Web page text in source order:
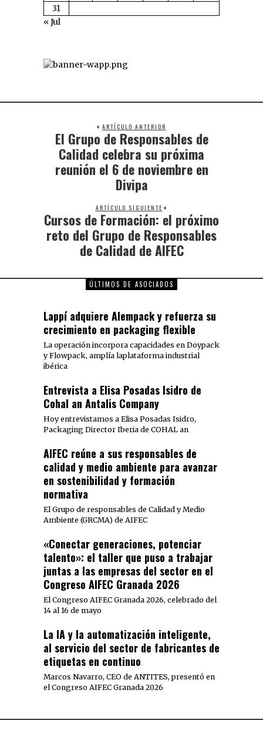
31
« Jul
ARTÍCULO ANTERIOR
El Grupo de Responsables de
Calidad celebra su próxima
reunión el 6 de noviembre en
Divipa
ARTÍCULO SIGUIENTE
Cursos de Formación: el próximo
reto del Grupo de Responsables
de Calidad de AIFEC
ÚLTIMOS DE ASOCIADOS
Lappí adquiere Alempack y refuerza su
crecimiento en packaging flexible
La operación incorpora capacidades en Doypack
y Flowpack, amplía laplataforma industrial
ibérica
Entrevista a Elisa Posadas Isidro de
Cohal an Antalis Company
Hoy entrevistamos a Elisa Posadas Isidro,
Packaging Director Iberia de COHAL an
AIFEC reúne a sus responsables de
calidad y medio ambiente para avanzar
en sostenibilidad y formación
normativa
El Grupo de responsables de Calidad y Medio
Ambiente (GRCMA) de AIFEC
«Conectar generaciones, potenciar
talento»: el taller que puso a trabajar
juntas a las empresas del sector en el
Congreso AIFEC Granada 2026
El Congreso AIFEC Granada 2026, celebrado del
14 al 16 de mayo
La IA y la automatización inteligente,
al servicio del sector de fabricantes de
etiquetas en continuo
Marcos Navarro, CEO de ANTITES, presentó en
el Congreso AIFEC Granada 2026